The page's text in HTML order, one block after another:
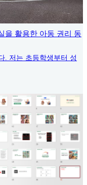
을 활용한 아동 권리 동
. 저는 초등학생부터 성